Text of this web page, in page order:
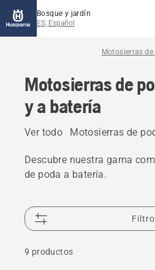
Bosque y jardín
ES, Español
Motosierras
Motosierras de
y a batería
Ver todo Motosierras de
Descubre nuestra gama
de poda a batería.
Filtro
9 productos